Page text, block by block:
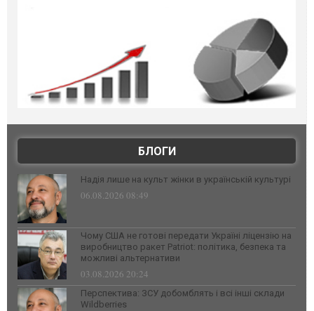
БЛОГИ
Надія лише на культ жінки в українській культурі
06.08.2026 08:49
Чому США не готові передати Україні ліцензію на
виробництво ракет Patriot: політика, безпека та
можливі альтернативи
03.08.2026 20:24
Перспектива: ЗСУ добомблять і всі інші склади
Wildberries